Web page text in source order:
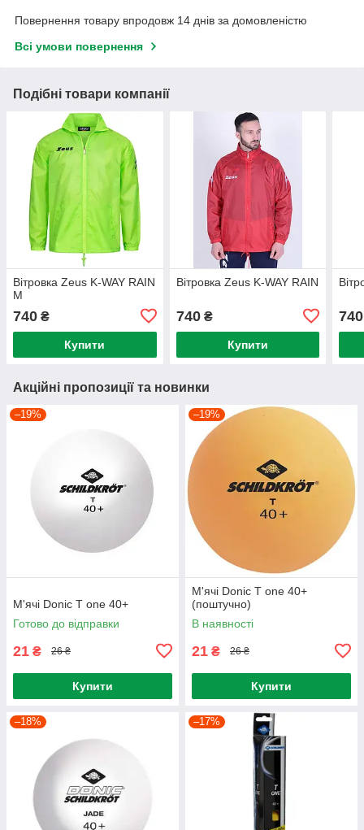
Повернення товару впродовж 14 днів за домовленістю
Всі умови повернення
Подібні товари компанії
Вітровка Zeus K-WAY RAIN
M
740 ₴
Купити
Вітровка Zeus K-WAY RAIN
740₴
Купити
740
Акційні пропозиції та новинки
–19%
М'ячі Donic T one 40+
Готово до відправки
21 ₴ 26 ₴
Купити
–19%
М'ячі Donic T one 40+
(поштучно)
В наявності
21 ₴ 26 ₴
Купити
–18% –17%